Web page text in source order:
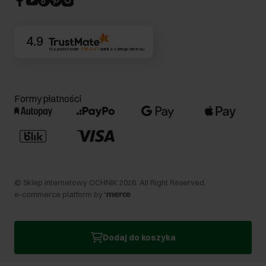
Dodaj do koszyka
4.9
Na podstawie 356 847opinii z całego okresu
Formy płatności
© Sklep internetowy OCHNIK 2026 . All Right Reserved.
e-commerce platform by